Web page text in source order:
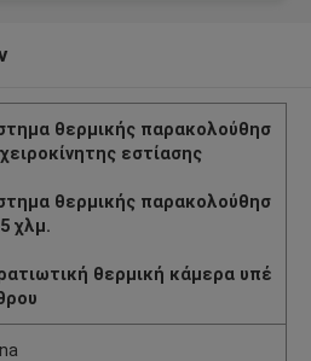
θερμικής παρακολούθησ
εστίασης
θερμικής παρακολούθησ
χλμ.
θερμική κάμερα υπέ